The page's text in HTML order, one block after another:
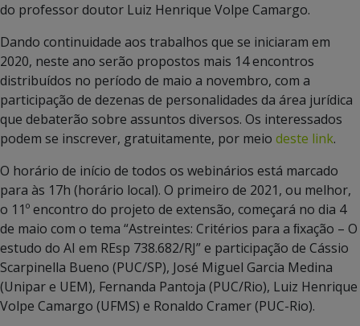
do professor doutor Luiz Henrique Volpe Camargo.
Dando continuidade aos trabalhos que se iniciaram em
2020, neste ano serão propostos mais 14 encontros
distribuídos no período de maio a novembro, com a
participação de dezenas de personalidades da área jurídica
que debaterão sobre assuntos diversos. Os interessados
podem se inscrever, gratuitamente, por meio deste link.
O horário de início de todos os webinários está marcado
para às 17h (horário local). O primeiro de 2021, ou melhor,
o 11º encontro do projeto de extensão, começará no dia 4
de maio com o tema “Astreintes: Critérios para a ﬁxação – O
estudo do AI em REsp 738.682/RJ” e participação de Cássio
Scarpinella Bueno (PUC/SP), José Miguel Garcia Medina
(Unipar e UEM), Fernanda Pantoja (PUC/Rio), Luiz Henrique
Volpe Camargo (UFMS) e Ronaldo Cramer (PUC-Rio).